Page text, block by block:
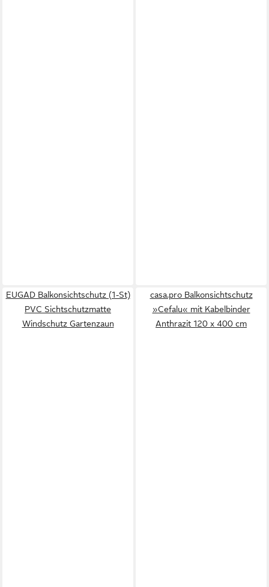
EUGAD Balkonsichtschutz (1-St)
PVC Sichtschutzmatte
Windschutz Gartenzaun
casa.pro Balkonsichtschutz
»Cefalu« mit Kabelbinder
Anthrazit 120 x 400 cm